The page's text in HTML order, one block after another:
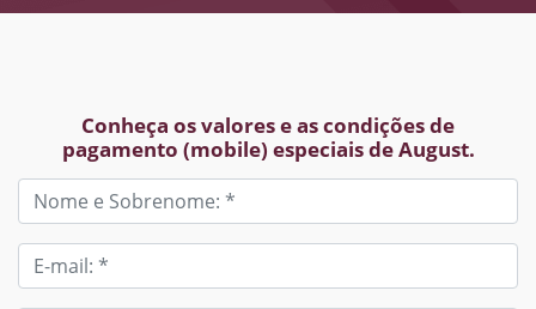
Conheça os valores e as condições de
pagamento (mobile) especiais de August.